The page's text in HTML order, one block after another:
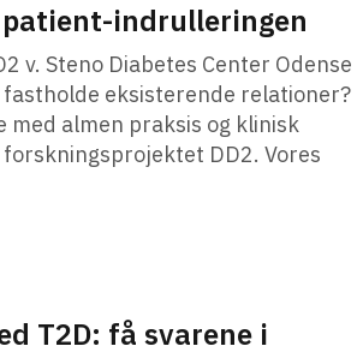
patient-indrulleringen
v. Steno Diabetes Center Odense
fastholde eksisterende relationer?
med almen praksis og klinisk
DD2. Vores
T2D: få svarene i